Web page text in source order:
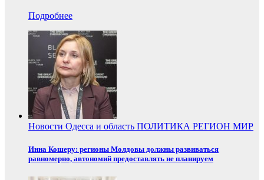
Подробнее
Новости Одесса и область ПОЛИТИКА РЕГИОН МИР
Инна Кошеру: регионы Молдовы должны развиваться
равномерно, автономий предоставлять не планируем